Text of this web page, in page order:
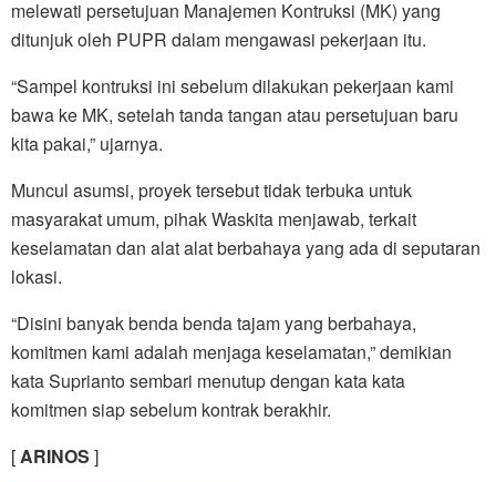
melewati persetujuan Manajemen Kontruksi (MK) yang
ditunjuk oleh PUPR dalam mengawasi pekerjaan itu.
“Sampel kontruksi ini sebelum dilakukan pekerjaan kami
bawa ke MK, setelah tanda tangan atau persetujuan baru
kita pakai,” ujarnya.
Muncul asumsi, proyek tersebut tidak terbuka untuk
masyarakat umum, pihak Waskita menjawab, terkait
keselamatan dan alat alat berbahaya yang ada di seputaran
lokasi.
“Disini banyak benda benda tajam yang berbahaya,
komitmen kami adalah menjaga keselamatan,” demikian
kata Suprianto sembari menutup dengan kata kata
komitmen siap sebelum kontrak berakhir.
[ARINOS ]